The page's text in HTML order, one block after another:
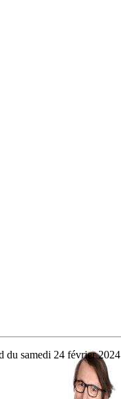
du samedi 24 février 2024